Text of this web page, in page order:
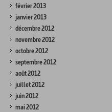
février 2013
janvier 2013
décembre 2012
novembre 2012
octobre 2012
septembre 2012
août 2012
juillet 2012
juin 2012
mai 2012